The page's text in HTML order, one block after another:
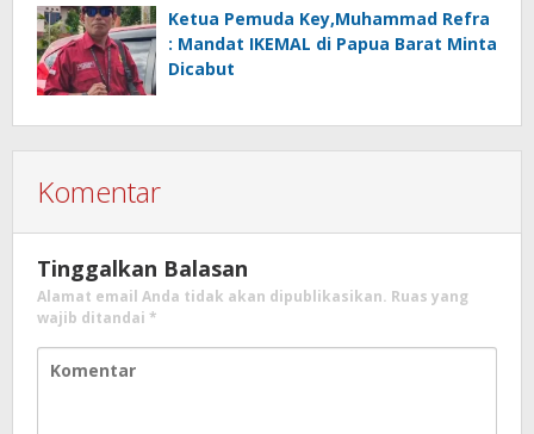
Ketua Pemuda Key,Muhammad Refra
: Mandat IKEMAL di Papua Barat Minta
Dicabut
Komentar
Tinggalkan Balasan
Alamat email Anda tidak akan dipublikasikan. Ruas yang
wajib ditandai *